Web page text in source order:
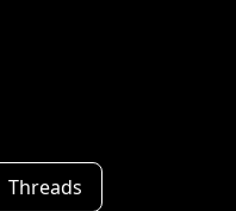
Threads